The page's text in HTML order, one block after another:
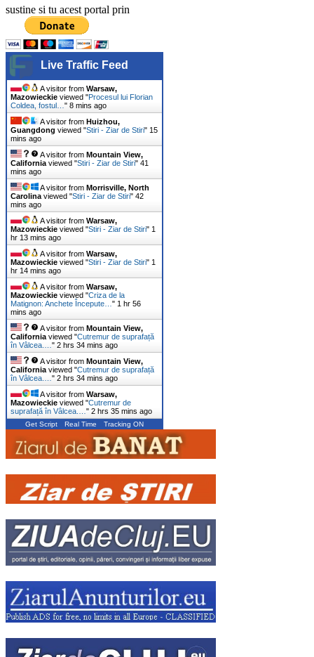
sustine si tu acest portal prin
Live Traffic Feed
A visitor from Warsaw,
Mazowieckie viewed "Procesul lui Florian
Coldea, fostul… " 8 mins ago
A visitor from Huizhou,
Guangdong viewed "Stiri - Ziar de Stiri" 16
mins ago
A visitor from Mountain View,
California viewed "Stiri - Ziar de Stiri" 41
mins ago
A visitor from Morrisville, North
Carolina viewed "Stiri - Ziar de Stiri" 42
mins ago
A visitor from Warsaw,
Mazowieckie viewed "Stiri - Ziar de Stiri" 1
hr 13 mins ago
A visitor from Warsaw,
Mazowieckie viewed "Stiri - Ziar de Stiri" 1
hr 14 mins ago
A visitor from Warsaw,
Mazowieckie viewed "Criza de la
Matignon: Anchete Începute… " 1 hr 56
mins ago
A visitor from Mountain View,
California viewed "Cutremur de suprafață
în Vâlcea.… " 2 hrs 34 mins ago
A visitor from Mountain View,
California viewed "Cutremur de suprafață
în Vâlcea.… " 2 hrs 34 mins ago
A visitor from Warsaw,
Mazowieckie viewed "Cutremur de
suprafață în Vâlcea.… " 2 hrs 35 mins ago
Get Script Real Time Tracking ON